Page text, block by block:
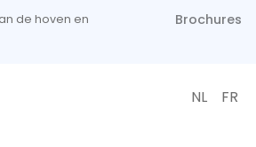
gaan
de hoven en
Brochures
NL FR